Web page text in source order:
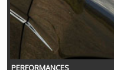
PERFORMANCES